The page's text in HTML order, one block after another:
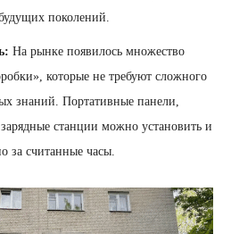
поколений.
На рынке появилось множество
которые не требуют сложного
знаний. Портативные панели,
станции можно установить и
за считанные часы.